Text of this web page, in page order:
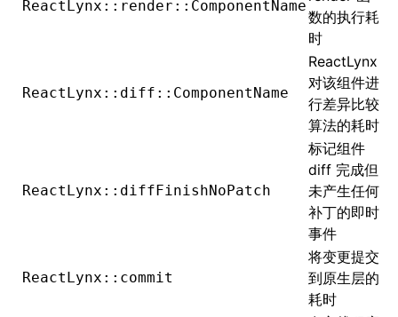
ReactLynx::render::ComponentName
数的执行耗
时
ReactLynx::diff::ComponentName
ReactLynx
对该组件进
行差异比较
算法的耗时
ReactLynx::diffFinishNoPatch
标记组件
diff 完成但
未产生任何
补丁的即时
事件
ReactLynx::commit
将变更提交
到原生层的
耗时